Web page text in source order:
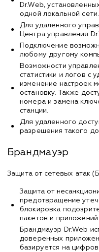
Dr.Web,
одной локальной сети.
Для удаленного
Центра управления
Подключение
любому другому
Возможности
статистики и логов с
изменение настроек
остановку. Также
номера и замена
станции.
Для удаленного
разрешения такого
Брандмауэр
Защита от сетевых атак
Защита от
предотвращение
блокировка
пакетов и приложений.
Брандмауэр Dr.Web
доверенных
базируется на